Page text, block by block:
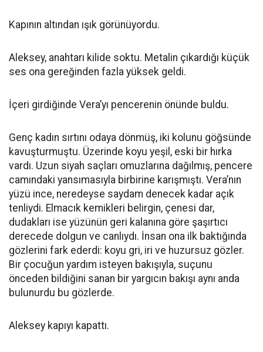
Kapının altından ışık görünüyordu.
Aleksey, anahtarı kilide soktu. Metalin çıkardığı küçük
ses ona gereğinden fazla yüksek geldi.
İçeri girdiğinde Vera’yı pencerenin önünde buldu.
Genç kadın sırtını odaya dönmüş, iki kolunu göğsünde
kavuşturmuştu. Üzerinde koyu yeşil, eski bir hırka
vardı. Uzun siyah saçları omuzlarına dağılmış, pencere
camındaki yansımasıyla birbirine karışmıştı. Vera’nın
yüzü ince, neredeyse saydam denecek kadar açık
tenliydi. Elmacık kemikleri belirgin, çenesi dar,
dudakları ise yüzünün geri kalanına göre şaşırtıcı
derecede dolgun ve canlıydı. İnsan ona ilk baktığında
gözlerini fark ederdi: koyu gri, iri ve huzursuz gözler.
Bir çocuğun yardım isteyen bakışıyla, suçunu
önceden bildiğini sanan bir yargıcın bakışı aynı anda
bulunurdu bu gözlerde.
Aleksey kapıyı kapattı.